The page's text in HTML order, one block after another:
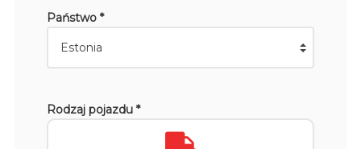
Państwo *
Rodzaj pojazdu *